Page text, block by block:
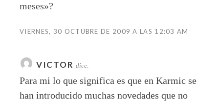
meses»?
VIERNES, 30 OCTUBRE DE 2009 A LAS 12:03 AM
VICTOR dice:
Para mi lo que significa es que en Karmic se
han introducido muchas novedades que no